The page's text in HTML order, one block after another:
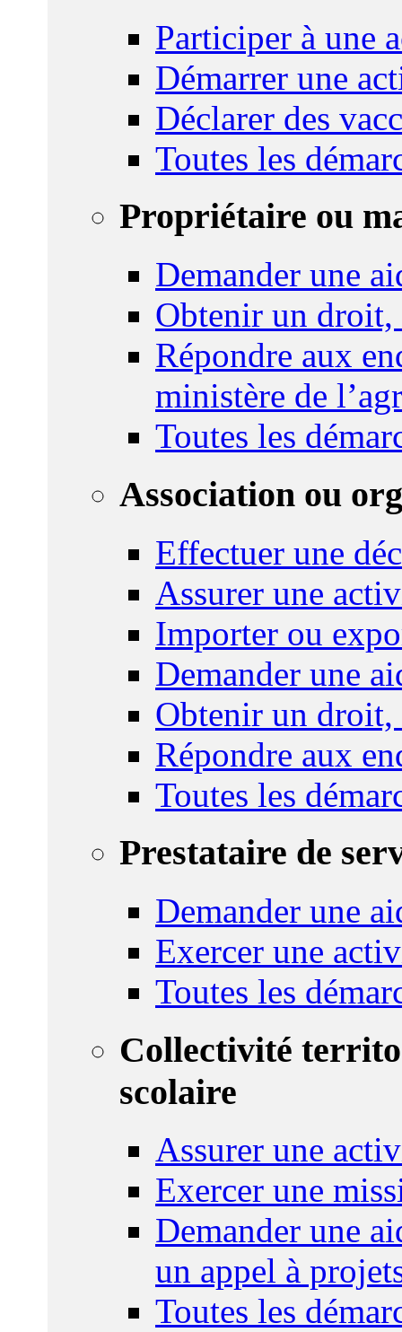
Participer à une
Démarrer une
Déclarer des
Toutes les
Propriétaire ou
Demander une
Obtenir un droit,
Répondre aux
ministère de
Toutes les
Association ou
Effectuer une
Assurer une
Importer ou
Demander une
Obtenir un droit,
Répondre aux
Toutes les
Prestataire de
Demander une
Exercer une
Toutes les
Collectivité
scolaire
Assurer une
Exercer une
Demander une
un appel à
Toutes les